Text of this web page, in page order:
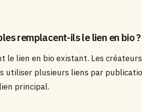
remplacent-ils le lien en bio ?
le lien en bio existant. Les créateurs
utiliser plusieurs liens par
principal.